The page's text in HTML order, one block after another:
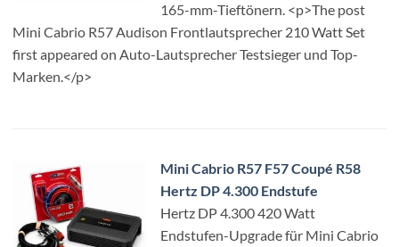
165-mm-Tieftönern. <p>The post
Mini Cabrio R57 Audison Frontlautsprecher 210 Watt Set
first appeared on Auto-Lautsprecher Testsieger und Top-
Marken.</p>
Mini Cabrio R57 F57 Coupé R58
Hertz DP 4.300 Endstufe
Hertz DP 4.300 420 Watt
Endstufen-Upgrade für Mini Cabrio